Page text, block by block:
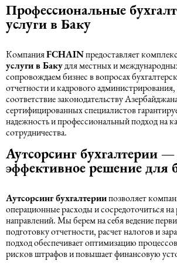
Профессиональные
услуги в Баку
КомпанияFCHAINпредоставляет
услуги в Бакудля местных и
сопровождаем бизнес в вопросах
отчетности и кадрового
соответствие законодательству
сертифицированных специалистов
надежность и профессиональный подход на
сотрудничества.
Аутсорсинг бухгалтерии —
эффективное решение для
Аутсорсинг бухгалтериипозволяет
операционные расходы и сосредоточиться
направлений. Мы берем на себя ведение
подготовку отчетности, расчет налогов и
подход обеспечивает оптимизацию
рисков штрафов и повышает финансовую